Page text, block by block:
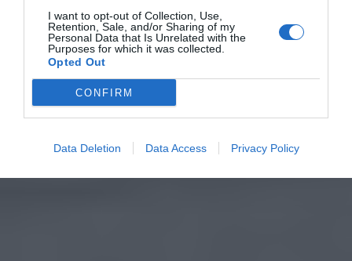
I want to opt-out of Collection, Use,
Retention, Sale, and/or Sharing of my
Personal Data that Is Unrelated with the
Purposes for which it was collected.
Opted Out
CONFIRM
Data Deletion Data Access Privacy Policy